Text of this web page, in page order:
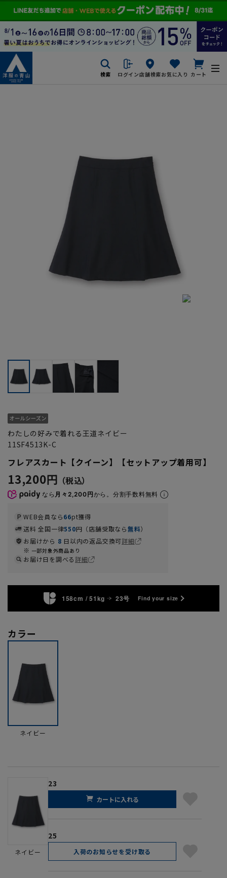
検索 ログイン店舗検索お気に入り カート
わたしの好みで着れる王道ネイビー
11SF4513K-C
フレアスカート【クイーン】【セットアップ着用可】
13,200円
なら 月々2,200円から。分割手数料無料
WEB会員なら66pt獲得
送料 全国一律550円（店舗受取なら無料）
お届けから 8 日以内の返品交換可詳細
一部対象外商品あり
お届け日を調べる詳細
158cm / 51kg 23号 Find your size
カラー
ネイビー
ネイビー
23
カートに入れる
25
入荷のお知らせを受け取る